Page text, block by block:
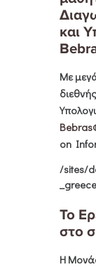
και
Με
on
/sites/
Το
στο
Η